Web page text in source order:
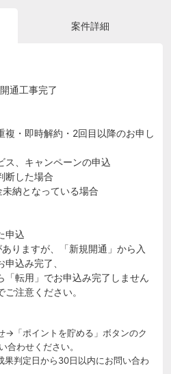
案件詳細
通工事完了
複・即時解約・2回目以降のお申し
ス、キャンペーンの申込
断した場合
納となっている場合
申込
りますが、「新規開通」から入
込み完了、
転用」でお申込み完了しません
注意ください。
→「ポイントを貯める」ボタンのク
合わせください。
判定日から30日以内にお問い合わ